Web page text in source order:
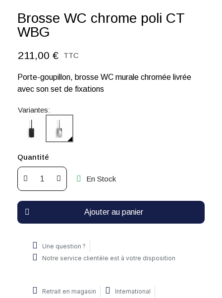
Brosse WC chrome poli CT
WBG
211,00 € TTC
Porte-goupillon, brosse WC murale chromée livrée
avec son set de fixations
Variantes:
Quantité
En Stock
Ajouter au panier
Une question ?
Notre service clientèle est à votre disposition
Retrait en magasin
International